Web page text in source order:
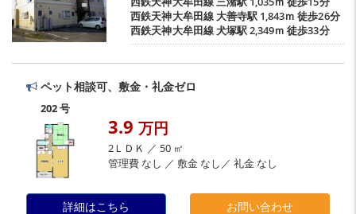
西鉄天神大牟田線大善寺駅1,843ｍ 徒歩26分
西鉄天神大牟田線犬塚駅2,349ｍ 徒歩33分
ペット相談可、敷金・礼金ゼロ
202 号
3.9 万円
2ＬＤＫ ／ 50 ㎡
管理費 なし ／ 敷金 なし／ 礼金 なし
詳細はこちら お問い合わせ